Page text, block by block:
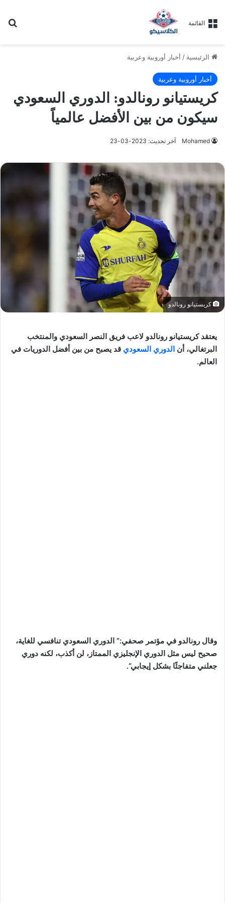
القائمة
الرئيسية / أخبار أوروبية وعربية
أخبار أوروبية وعربية
كريستيانو رونالدو: الدوري السعودي
سيكون من بين الأفضل عالمياً
Mohamed آخر تحديث: 2023-03-23
كريستيانو رونالدو
يعتقد كريستيانو رونالدو لاعب فريق النصر السعودي والمنتخب
البرتغالي، أن الدوري السعودي قد يصبح من بين أفضل الدوريات في
العالم.
وقال رونالدو في مؤتمر صحفي:” الدوري السعودي تنافسي للغاية،
صحيح ليس مثل الدوري الإنجليزي الممتاز، لن أكذب، لكنه دوري
جعلني متفاجئًا بشكل إيجابي”.